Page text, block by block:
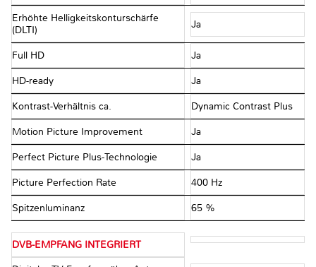
Erhöhte Helligkeitskonturschärfe
(DLTI)
Ja
Full HD Ja
HD-ready Ja
Kontrast-Verhältnis ca. Dynamic Contrast Plus
Motion Picture Improvement Ja
Perfect Picture Plus-Technologie Ja
Picture Perfection Rate 400 Hz
Spitzenluminanz 65 %
DVB-EMPFANG INTEGRIERT